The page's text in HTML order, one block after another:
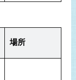
場所